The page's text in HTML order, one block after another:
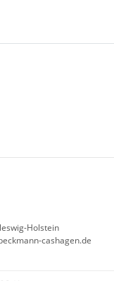
Holstein
cashagen.de